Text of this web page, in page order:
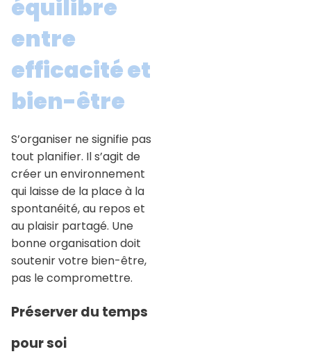
équilibre
entre
efficacité et
bien-être
S’organiser ne signifie pas
tout planifier. Il s’agit de
créer un environnement
qui laisse de la place à la
spontanéité, au repos et
au plaisir partagé. Une
bonne organisation doit
soutenir votre bien-être,
pas le compromettre.
Préserver du temps
pour soi